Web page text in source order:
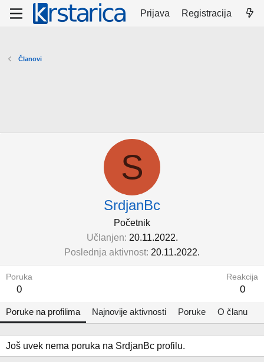
Prijava Registracija
Članovi
S
SrdjanBc
Početnik
Učlanjen 20.11.2022.
Poslednja aktivnost 20.11.2022.
Poruka
0
Reakcija
0
Poruke na profilima Najnovije aktivnosti Poruke O članu
Još uvek nema poruka na SrdjanBc profilu.